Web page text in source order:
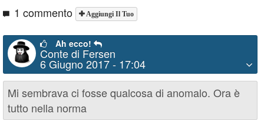
1 commento Aggiungi Il Tuo
Ah ecco!
Conte di Fersen
6 Giugno 2017 - 17:04
Mi sembrava ci fosse qualcosa di anomalo. Ora è
tutto nella norma